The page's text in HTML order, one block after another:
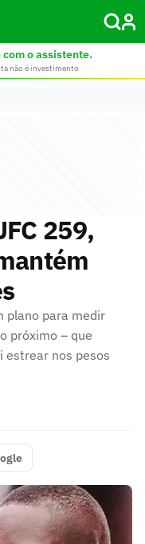
com o assistente.
não é investimento
259,
plano para medir
próximo – que
estrear nos pesos